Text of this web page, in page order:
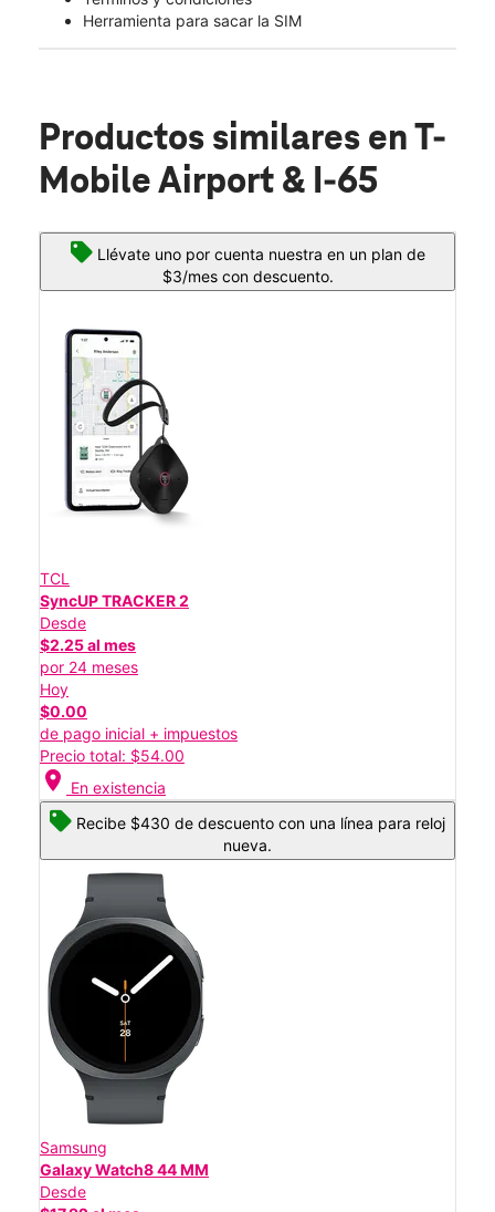
Herramienta para sacar la SIM
Productos similares en T-
Mobile Airport & I-65
Llévate uno por cuenta nuestra en un plan de
$3/mes con descuento.
TCL
SyncUP TRACKER 2
Desde
$2.25 al mes
por 24 meses
Hoy
$0.00
de pago inicial + impuestos
Precio total: $54.00
location_on En existencia
Recibe $430 de descuento con una línea para reloj
nueva.
Samsung
Galaxy Watch8 44 MM
Desde